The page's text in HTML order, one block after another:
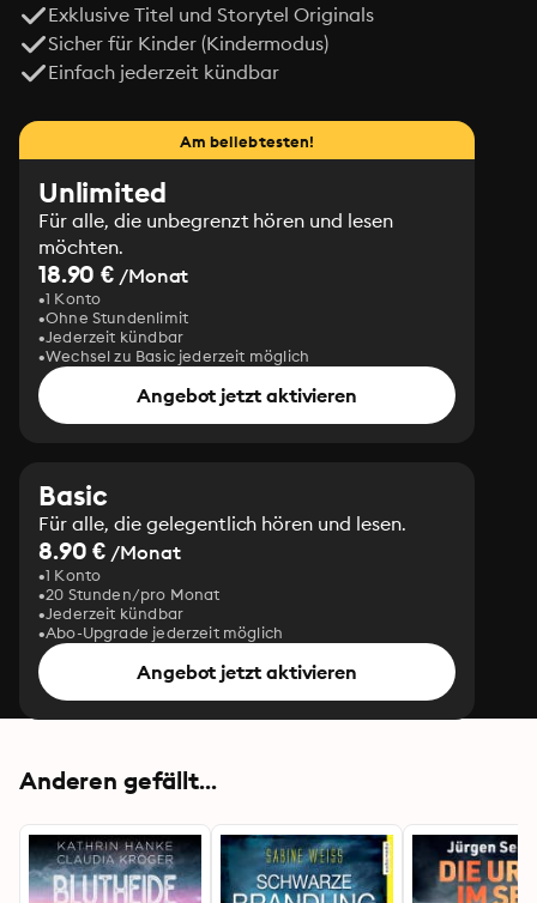
Exklusive Titel und Storytel Originals
Sicher für Kinder (Kindermodus)
Einfach jederzeit kündbar
Am beliebtesten!
Unlimited
Für alle, die unbegrenzt hören und lesen
möchten.
18.90 € /Monat
1 Konto
Ohne Stundenlimit
Jederzeit kündbar
Wechsel zu Basic jederzeit möglich
Angebot jetzt aktivieren
Basic
Für alle, die gelegentlich hören und lesen.
8.90 € /Monat
1 Konto
20 Stunden/pro Monat
Jederzeit kündbar
Abo-Upgrade jederzeit möglich
Angebot jetzt aktivieren
Anderen gefällt...